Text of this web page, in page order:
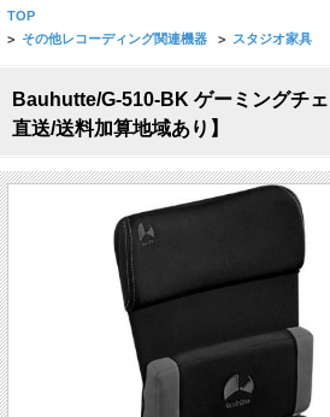
TOP
> その他レコーディング関連機器 > スタジオ家具
Bauhutte/G-510-BK ゲーミングチ
直送/送料加算地域あり】